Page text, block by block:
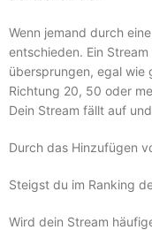
Wenn jemand durch
entschieden. Ein
übersprungen, egal wie
Richtung 20, 50 oder
Dein Stream fällt auf
Durch das Hinzufügen
Steigst du im Ranking
Wird dein Stream